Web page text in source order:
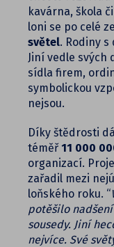
kavárna, škola
loni se po celé
světel. Rodiny s
Jiní vedle svých
sídla firem,
symbolickou
nejsou.
Díky štědrosti
téměř11 000
organizací.
zařadil mezi
loňského roku. “
potěšilo
sousedy. Jiní
nejvíce. Své